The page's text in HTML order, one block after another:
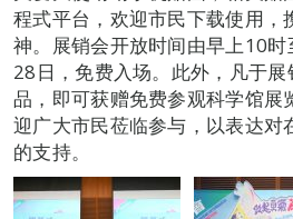
程式平台，欢迎市民下载使用，
神。展销会开放时间由早上10
28日，免费入场。此外，凡于
品，即可获赠免费参观科学馆展
迎广大市民莅临参与，以表达对
的支持。